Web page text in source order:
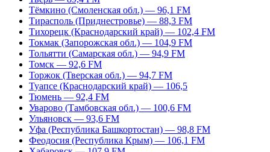
Тёмкино (Смоленская обл.) — 96,1 FM
Тирасполь (Приднестровье) — 88,3 FM
Тихорецк (Краснодарский край) — 102,4 FM
Токмак (Запорожская обл.) — 104,9 FM
Тольятти (Самарская обл.) — 94,9 FM
Томск — 92,6 FM
Торжок (Тверская обл.) — 94,7 FM
Туапсе (Краснодарский край) — 106,5
Тюмень — 92,4 FM
Уварово (Тамбовская обл.) — 100,6 FM
Ульяновск — 93,6 FM
Уфа (Республика Башкортостан) — 98,8 FM
Феодосия (Республика Крым) — 106,1 FM